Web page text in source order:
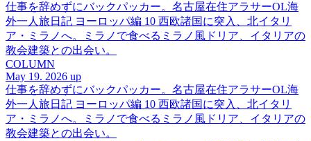
仕事を辞めずにバックパッカー。名古屋在住アラサーOL海
外一人旅日記 ヨーロッパ編 10 西欧諸国に突入、北イタリ
ア・ミラノへ。ミラノで食べるミラノ風ドリア、イタリアの
教会建築との出会い。
COLUMN
May 19. 2026 up
仕事を辞めずにバックパッカー。名古屋在住アラサーOL海
外一人旅日記 ヨーロッパ編 10 西欧諸国に突入、北イタリ
ア・ミラノへ。ミラノで食べるミラノ風ドリア、イタリアの
教会建築との出会い。